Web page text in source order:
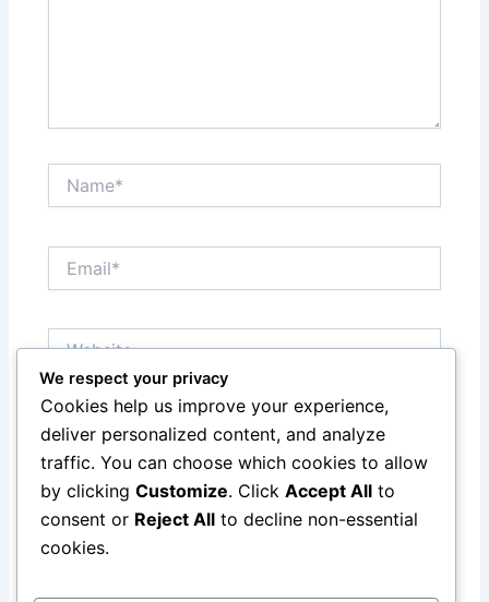
Save my name, email, and website in this browser
for the next time I comment.
We respect your privacy
Cookies help us improve your experience,
deliver personalized content, and analyze
traffic. You can choose which cookies to allow
by clicking Customize. Click Accept All to
consent or Reject All to decline non-essential
cookies.